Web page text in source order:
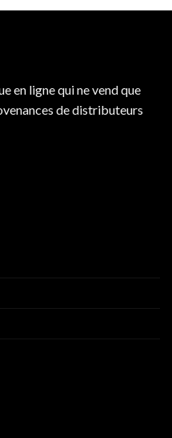
en ligne qui ne vend que
de distributeurs